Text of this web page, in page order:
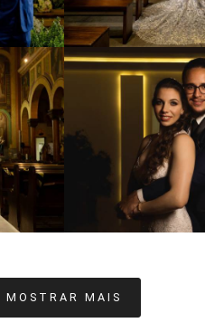
1440
2368
MOSTRAR MAIS